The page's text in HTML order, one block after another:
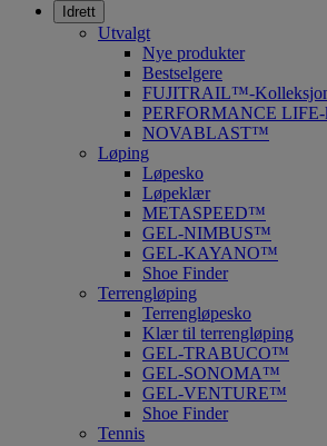
Idrett
Utvalgt
Nye produkter
Bestselgere
FUJITRAIL™-
PERFORMANCE LIFE-
NOVABLAST™
Løping
Løpesko
Løpeklær
METASPEED™
GEL-NIMBUS™
GEL-KAYANO™
Shoe Finder
Terrengløping
Terrengløpesko
Klær til terrengløping
GEL-TRABUCO™
GEL-SONOMA™
GEL-VENTURE™
Shoe Finder
Tennis